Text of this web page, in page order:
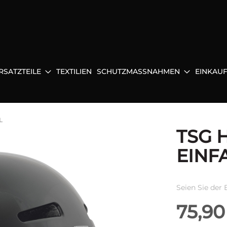
TEXTILIEN SCHUTZMASSNAHMEN
TSG
Seien Sie der